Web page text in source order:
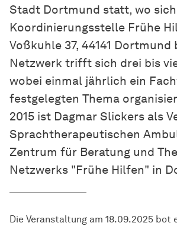
Stadt Dortmund statt, wo
Koordinierungsstelle Frühe
Voßkuhle 37, 44141
Netzwerk trifft sich drei bis
wobei einmal jährlich ein
festgelegten Thema
2015 ist Dagmar Slickers als
Sprachtherapeutischen
Zentrum für Beratung und
Netzwerks "Frühe Hilfen" in
Die Veranstaltung am 18.09.2025